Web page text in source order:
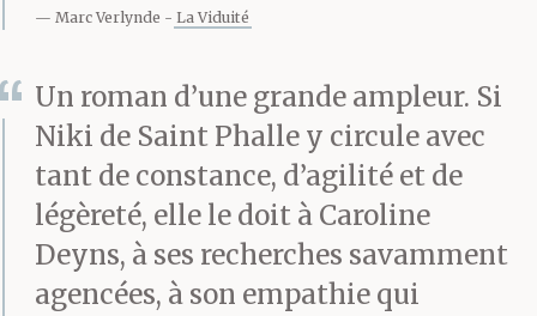
main empoigner le sien
raidi par un désir
contre-nature, et
l’enfoncer dans la
bouche, ouverte de force
elle aussi. Assez
Marc Verlynde La Viduité
Un roman d’une grande ampleur. Si
Niki de Saint Phalle y circule avec
tant de constance, d’agilité et de
légèreté, elle le doit à Caroline
Deyns, à ses recherches savamment
agencées, à son empathie qui